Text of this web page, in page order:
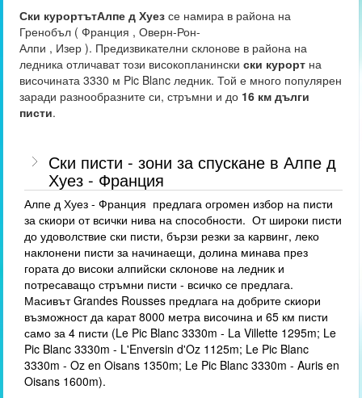
Ски курортътАлпе д Хуез се намира в района на
Гренобъл ( Франция , Оверн-Рон-
Алпи , Изер ). Предизвикателни склонове в района на
ледника отличават този високопланинскиски курорт на
височината 3330 м Pic Blanc ледник. Той е много популярен
заради разнообразните си, стръмни и до 16 км дълги
писти.
Ски писти - зони за спускане в Алпе д
Хуез - Франция
Алпе д Хуез - Франция предлага огромен избор на писти
за скиори от всички нива на способности. От широки писти
до удоволствие ски писти, бързи резки за карвинг, леко
наклонени писти за начинаещи, долина минава през
гората до високи алпийски склонове на ледник и
потресаващо стръмни писти - всичко се предлага.
Масивът Grandes Rousses предлага на добрите скиори
възможност да карат 8000 метра височина и 65 км писти
само за 4 писти (Le Pic Blanc 3330m - La Villette 1295m; Le
Pic Blanc 3330m - L'Enversin d'Oz 1125m; Le Pic Blanc
3330m - Oz en Oisans 1350m; Le Pic Blanc 3330m - Auris en
Oisans 1600m).